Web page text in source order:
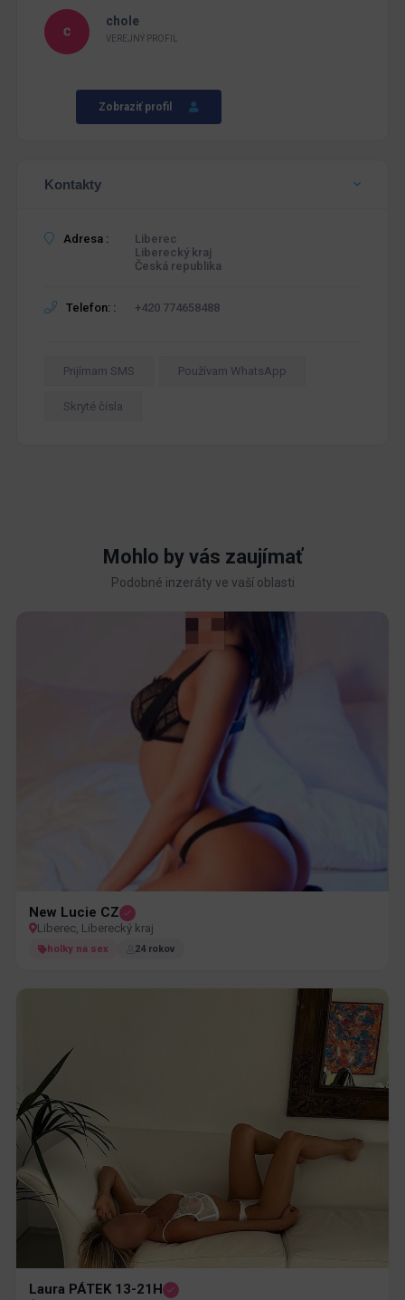
chole
VEREJNÝ PROFIL
Zobraziť profil
Kontakty
Adresa :
Liberec
Liberecký kraj
Česká republika
Telefon: : +420 774658488
Prijímam SMS Používam WhatsApp
Skryté čísla
Mohlo by vás zaujímať
Podobné inzeráty ve vaší oblasti
New Lucie CZ
Liberec, Liberecký kraj
holky na sex 24 rokov
Laura PÁTEK 13-21H